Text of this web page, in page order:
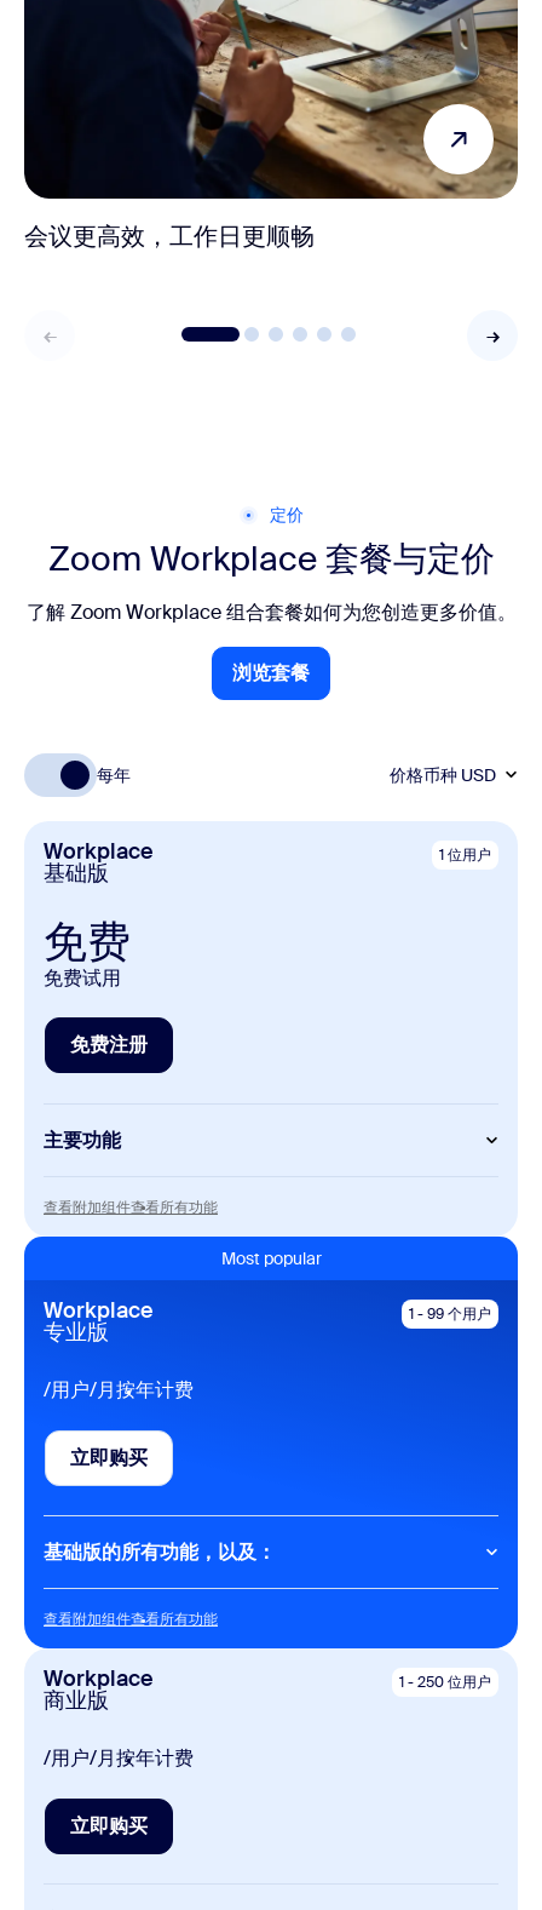
会议更高效，工作日更顺畅
定价
Zoom Workplace 套餐与定价
了解 Zoom Workplace 组合套餐如何为您创造更多价值。
浏览套餐
浏览套餐
每年 价格币种 USD
Workplace
基础版
1 位用户
免费
免费试用
免费注册
免费注册
主要功能
Meetings
每次会议最长 40 分钟
每次会议最多可容纳 100 名参会者
Zoom Chat
Mail
Calendar
Docs
最多可共享 10 个文档
Whiteboard
3 个可编辑白板
Clips
5 段两分钟视频
Tasks
Notes
查看附加组件查看附加组件
查看所有功能
Most popular
Workplace
专业版
1 - 99 个用户
/用户/月按年计费
立即购买
立即购买
基础版的所有功能，以及：
Meetings
每次会议最长 30 小时
每次会议最多可容纳 100 名参会者
无限次 AI 笔记功能
云存储
查看附加组件查看附加组件
查看所有功能
Workplace
商业版
1 - 250 位用户
/用户/月按年计费
立即购买
立即购买